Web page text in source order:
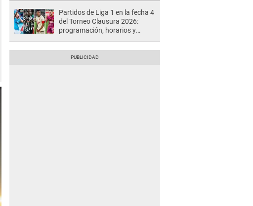
Partidos de Liga 1 en la fecha 4
del Torneo Clausura 2026:
programación, horarios y